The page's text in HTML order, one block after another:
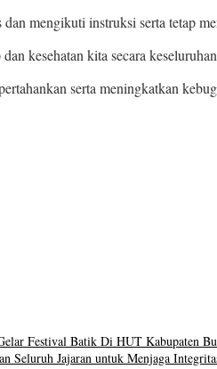
mengikuti instruksi serta tetap
kesehatan kita secara
serta meningkatkan
Festival Batik Di HUT Kabupaten
Jajaran untuk Menjaga